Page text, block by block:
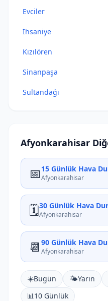
Evciler
İhsaniye
Kızılören
Sinanpaşa
Sultandağı
Afyonkarahisar
📅 15 Günlük Hava
Afyonkarahisar
🗓️30 Günlük Hava
Afyonkarahisar
📆 90 Günlük Hava
Afyonkarahisar
☀️Bugün 🌤️Yarın
📊10 Günlük